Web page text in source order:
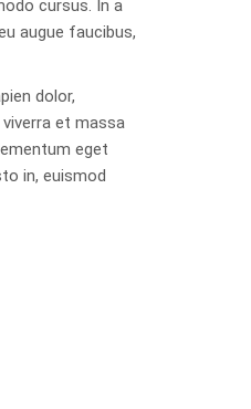
cursus. In a
augue faucibus,
dolor,
et massa
eget
in, euismod